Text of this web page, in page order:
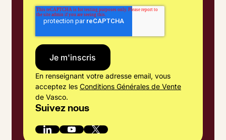
En renseignant votre adresse email, vous
acceptez les Conditions Générales de Vente
de Vasco.
Suivez nous